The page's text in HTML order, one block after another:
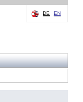
DE EN